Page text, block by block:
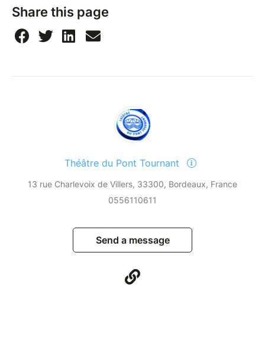
Share this page
Théâtre du Pont Tournant
13 rue Charlevoix de Villers, 33300, Bordeaux, France
0556110611
Send a message